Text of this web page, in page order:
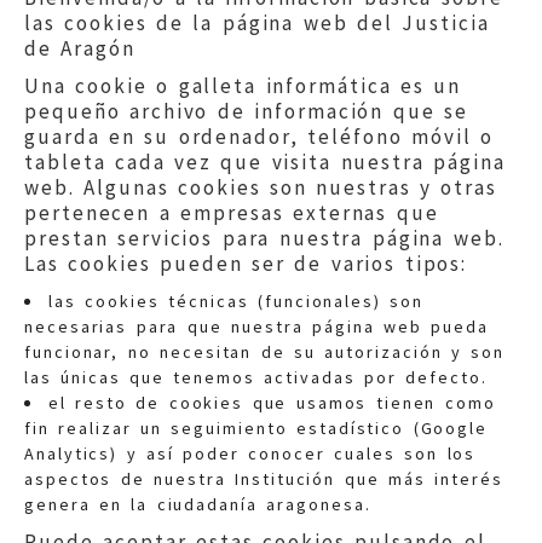
las cookies de la página web del Justicia
de Aragón
Una cookie o galleta informática es un
pequeño archivo de información que se
guarda en su ordenador, teléfono móvil o
tableta cada vez que visita nuestra página
web. Algunas cookies son nuestras y otras
pertenecen a empresas externas que
prestan servicios para nuestra página web.
Las cookies pueden ser de varios tipos:
las cookies técnicas (funcionales) son
necesarias para que nuestra página web pueda
funcionar, no necesitan de su autorización y son
las únicas que tenemos activadas por defecto.
el resto de cookies que usamos tienen como
fin realizar un seguimiento estadístico (Google
Analytics) y así poder conocer cuales son los
aspectos de nuestra Institución que más interés
genera en la ciudadanía aragonesa.
Quejas:quejas@eljusticiadearagon.es
Información general:
informacion@eljusticiadearagon.es
Teléfonos:900 210 210/